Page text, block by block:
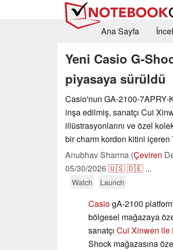
Ana Sayfa
Yeni Casio G-
piyasaya sürüldü
Casio'nun GA-2100-
inşa edilmiş, sanatçı Cui
illüstrasyonlarını ve özel
bir charm kordon kitini içeren
Anubhav Sharma (Çeviren
05/30/2026🇺🇸🇩🇪 ...
Watch Launch
CasiogA-2100
bölgesel mağazaya
sanatçı Cui Xinwen ile
Shock mağazasına